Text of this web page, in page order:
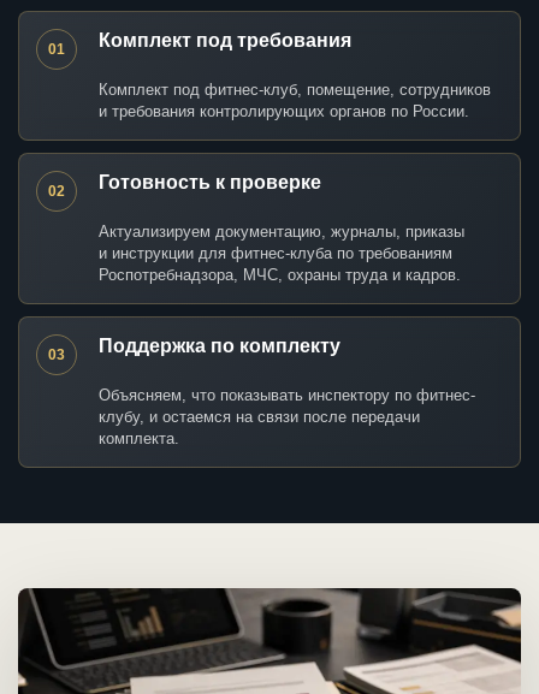
01 Комплект под требования
Комплект под фитнес-клуб, помещение, сотрудников
и требования контролирующих органов по России.
02 Готовность к проверке
Актуализируем документацию, журналы, приказы
и инструкции для фитнес-клуба по требованиям
Роспотребнадзора, МЧС, охраны труда и кадров.
03 Поддержка по комплекту
Объясняем, что показывать инспектору по фитнес-
клубу, и остаемся на связи после передачи
комплекта.